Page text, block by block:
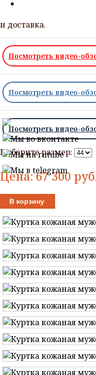
Доставка: по всей
Другие способы
и доставка.
Посмотреть видео-
Посмотреть видео-
Посмотреть видео-
Выберите размер:
Цена:67 300
В корзину